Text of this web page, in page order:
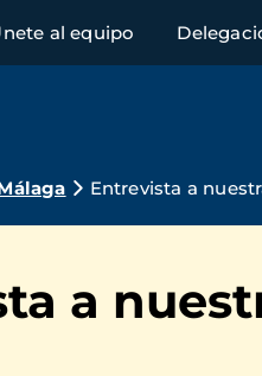
al equipo
Entrevista a
a